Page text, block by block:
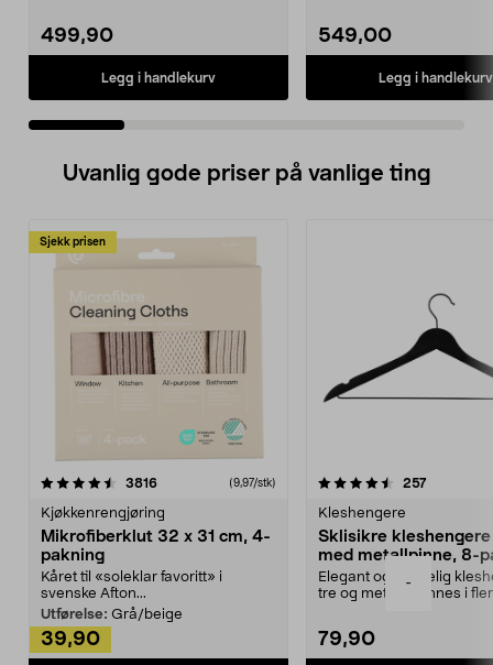
-
499,90
Legg i handlekurv
549,00
Legg i handlekurv
Uvanlig gode priser på vanlige ting
Sjekk prisen
3816anmeldelser(9,97/stk)
Kjøkkenrengjøring
Mikrofiberklut 32 x 31 cm, 4-
pakning
Kåret til «soleklar favoritt» i
svenske Afton...
Utførelse: Grå/beige
39,90
4.5av 5 stjerner 257
Kleshengere
Sklisikre
med metallpinne, 8-
Elegant og skikkelig
tre og metall – finnes i
79,90
4.5av 5 stjerner